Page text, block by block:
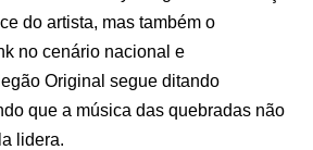
do artista, mas também o
no cenário nacional e
Original segue ditando
que a música das quebradas não
lidera.